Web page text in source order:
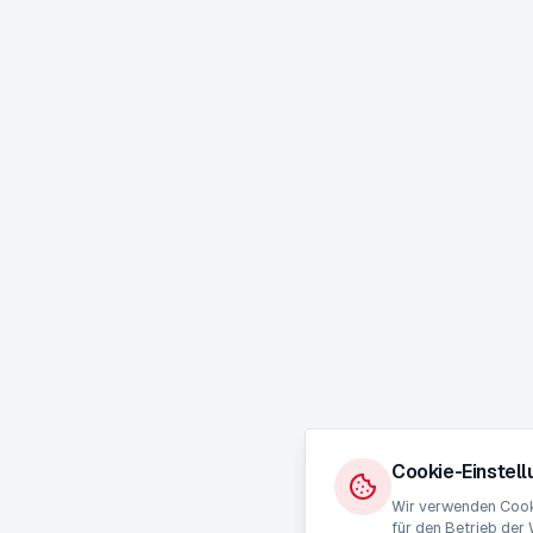
Cookie-
Wir verwenden
für den Betrieb der